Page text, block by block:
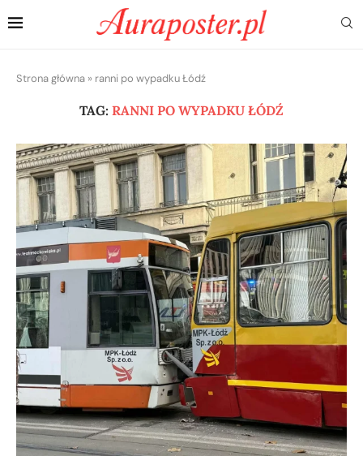
Strona główna » ranni po wypadku Łódź
TAG: RANNI PO WYPADKU ŁÓDŹ